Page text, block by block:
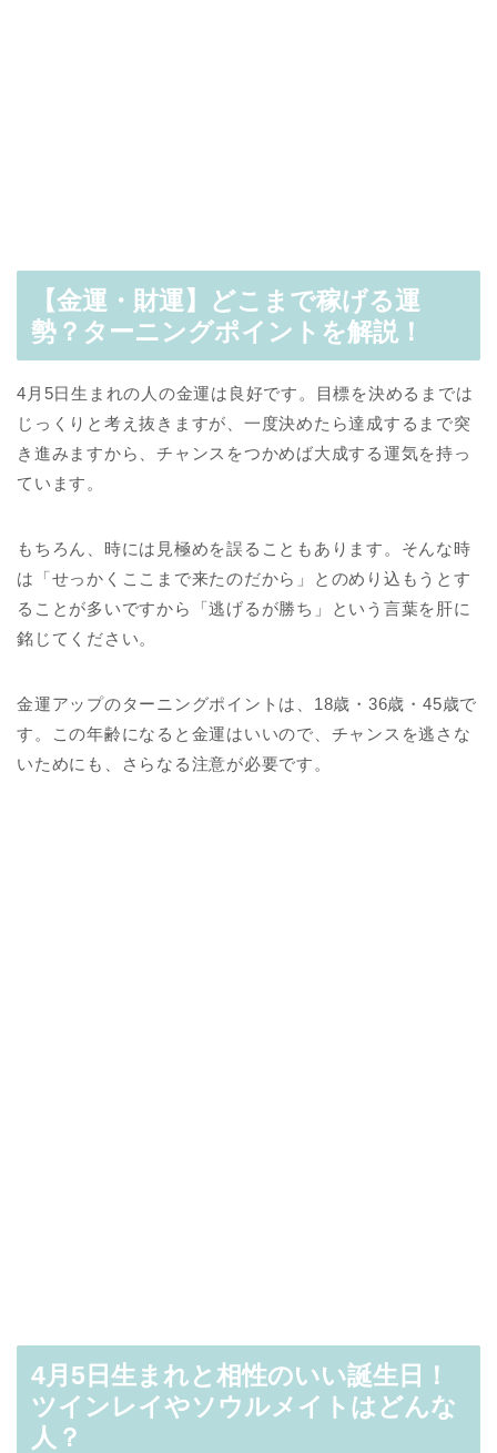
【金運・財運】どこまで稼げる運
勢？ターニングポイントを解説！
4月5日生まれの人の金運は良好です。目標を決めるまでは
じっくりと考え抜きますが、一度決めたら達成するまで突
き進みますから、チャンスをつかめば大成する運気を持っ
ています。
もちろん、時には見極めを誤ることもあります。そんな時
は「せっかくここまで来たのだから」とのめり込もうとす
ることが多いですから「逃げるが勝ち」という言葉を肝に
銘じてください。
金運アップのターニングポイントは、18歳・36歳・45歳で
す。この年齢になると金運はいいので、チャンスを逃さな
いためにも、さらなる注意が必要です。
4月5日生まれと相性のいい誕生日！
ツインレイやソウルメイトはどんな
人？